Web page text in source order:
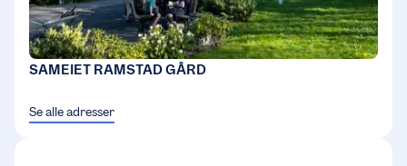
SAMEIET RAMSTAD GÅRD
Se alle adresser